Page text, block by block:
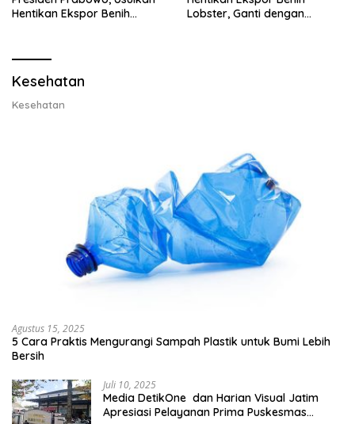
Hentikan Ekspor Benih
Lobster, Ganti dengan
Kesehatan
Kesehatan
Agustus 15, 2025
5 Cara Praktis Mengurangi Sampah Plastik untuk Bumi Lebih
Bersih
Juli 10, 2025
Media DetikOne dan Harian Visual Jatim
Apresiasi Pelayanan Prima Puskesmas